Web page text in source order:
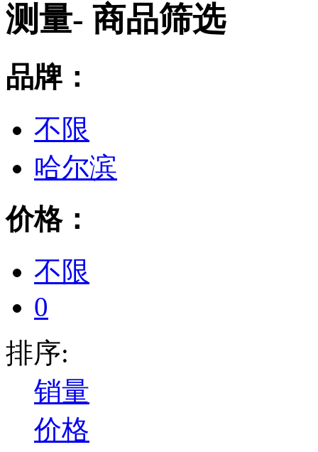
测量- 商品筛选
品牌：
不限
哈尔滨
价格：
不限
0
排序:
销量
价格